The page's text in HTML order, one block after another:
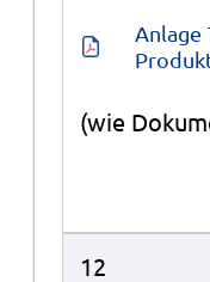
Anlage
(wie
12